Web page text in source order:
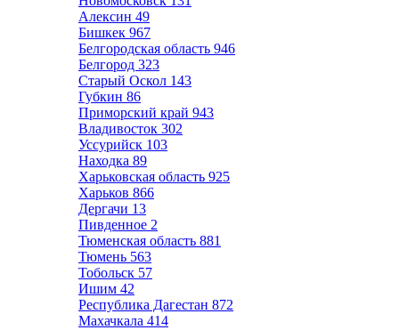
Алексин 49
Бишкек 967
Белгородская область 946
Белгород 323
Старый Оскол 143
Губкин 86
Приморский край 943
Владивосток 302
Уссурийск 103
Находка 89
Харьковская область 925
Харьков 866
Дергачи 13
Пивденное 2
Тюменская область 881
Тюмень 563
Тобольск 57
Ишим 42
Республика Дагестан 872
Махачкала 414